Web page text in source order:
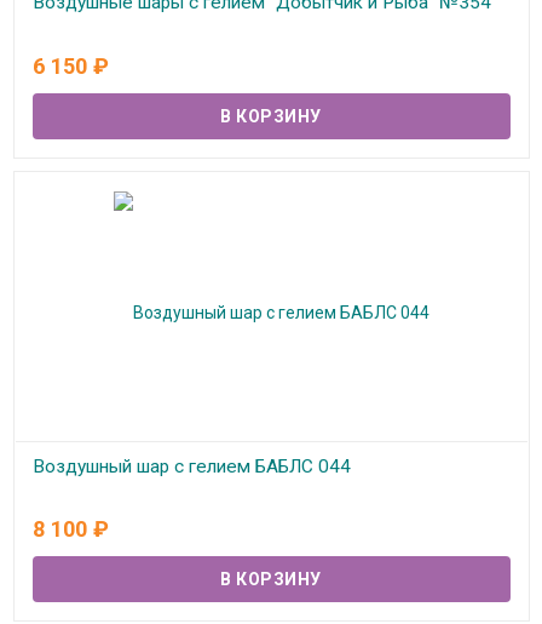
6 150 ₽
Воздушный шар с гелием БАБЛС 044
8 100 ₽